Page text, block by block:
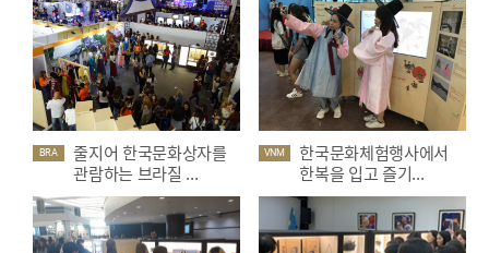
BRA
줄지어 한국문화상자를
관람하는 브라질 ...
VNM
한국문화체험행사에서
한복을 입고 즐기...